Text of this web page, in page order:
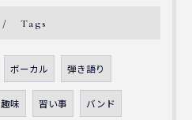
Tags
ボーカル 弾き語り
趣味 習い事 バンド